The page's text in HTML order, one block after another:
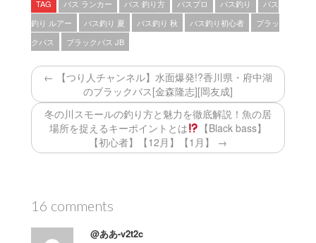
TAG バス ランカー バス 釣り方 バスプロ バス釣り
バス
釣り ルアー
バス釣り 夏 バス釣り 秋 バス釣り初心者
ブラッ
クバス
ブラックバス JB
← 【つり人チャンネル】水面爆発!?香川県・府中湖
のブラックバス[金森隆志][岡友成]
冬の川スモールの釣り方と魅力を徹底解説！魚の居
場所を捉えるキーポイントとは
【Black bass】
【初心者】【12月】【1月】 →
16 comments
@ああ-v2t2c